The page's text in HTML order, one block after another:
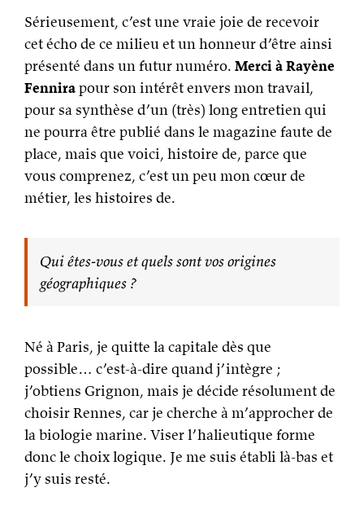
Sérieusement, c’est une vraie joie de recevoir
cet écho de ce milieu et un honneur d’être ainsi
présenté dans un futur numéro. Merci à Rayène
Fennirapour son intérêt envers mon travail,
pour sa synthèse d’un (très) long entretien qui
ne pourra être publié dans le magazine faute de
place, mais que voici, histoire de, parce que
vous comprenez, c’est un peu mon cœur de
métier, les histoires de.
Qui êtes-vous et quels sont vos origines
géographiques ?
Né à Paris, je quitte la capitale dès que
possible… c’est-à-dire quand j’intègre ;
j’obtiens Grignon, mais je décide résolument de
choisir Rennes, car je cherche à m’approcher de
la biologie marine. Viser l’halieutique forme
donc le choix logique. Je me suis établi là-bas et
j’y suis resté.